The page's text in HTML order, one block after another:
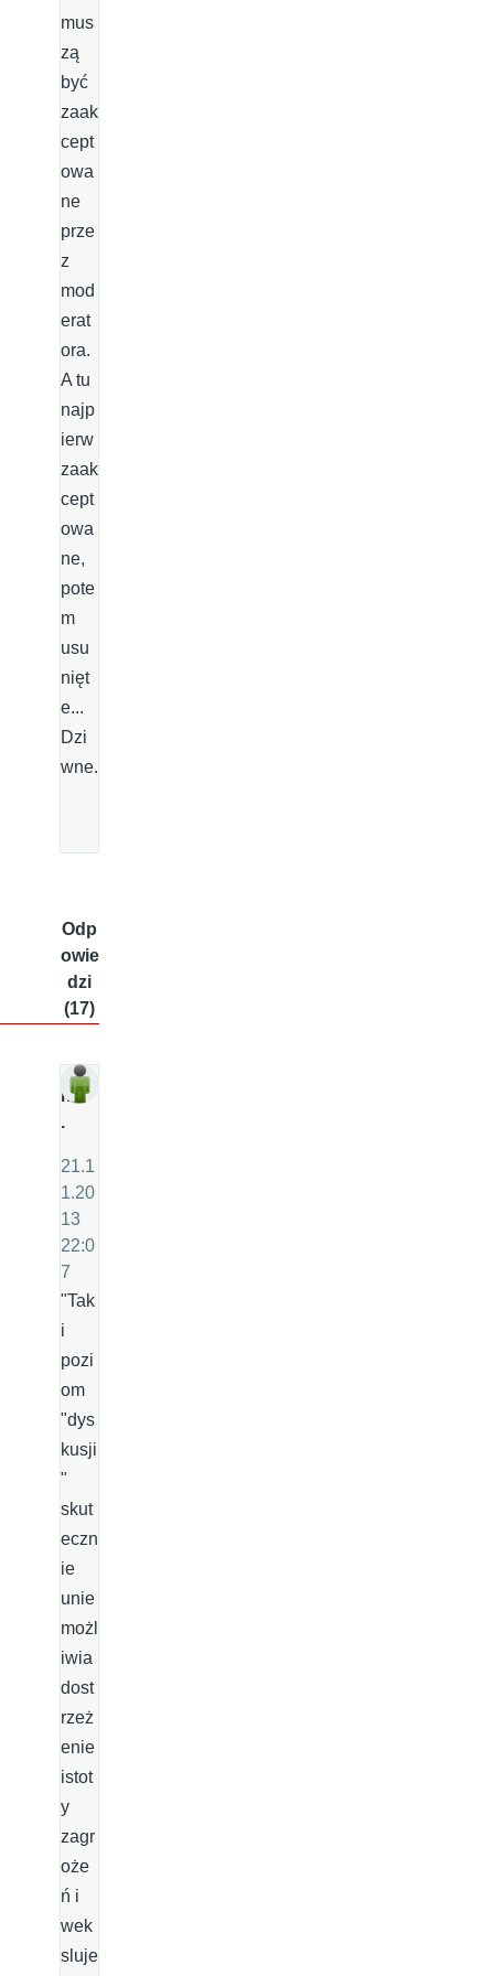
mus
zą
być
zaak
cept
owa
ne
prze
z
mod
erat
ora.
A tu
najp
ierw
zaak
cept
owa
ne,
pote
m
usu
nięt
e...
Dzi
wne.
Odp
owie
dzi
(17)
m
.
21.1
1.20
13
22:0
7
"Tak
i
pozi
om
"dys
kusji
"
skut
eczn
ie
unie
możl
iwia
dost
rzeż
enie
istot
y
zagr
oże
ń i
wek
sluje